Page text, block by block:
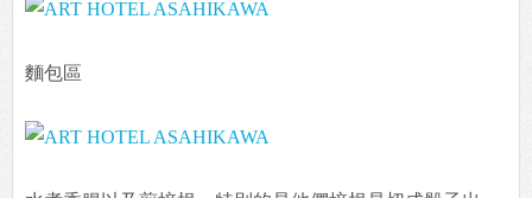
麵包區